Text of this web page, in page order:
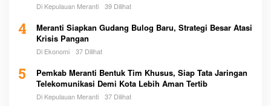
Di Kepulauan Meranti 39 Dilihat
4
Meranti Siapkan Gudang Bulog Baru, Strategi Besar Atasi
Krisis Pangan
Di Ekonomi 37 Dilihat
5
Pemkab Meranti Bentuk Tim Khusus, Siap Tata Jaringan
Telekomunikasi Demi Kota Lebih Aman Tertib
Di Kepulauan Meranti 37 Dilihat